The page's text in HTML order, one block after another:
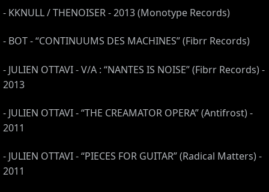
- KKNULL / THENOISER - 2013 (Monotype Records)
- BOT - “CONTINUUMS DES MACHINES” (Fibrr Records)
- JULIEN OTTAVI - V/A : “NANTES IS NOISE” (Fibrr Records) -
2013
- JULIEN OTTAVI - “THE CREAMATOR OPERA” (Antifrost) -
2011
- JULIEN OTTAVI - “PIECES FOR GUITAR” (Radical Matters) -
2011